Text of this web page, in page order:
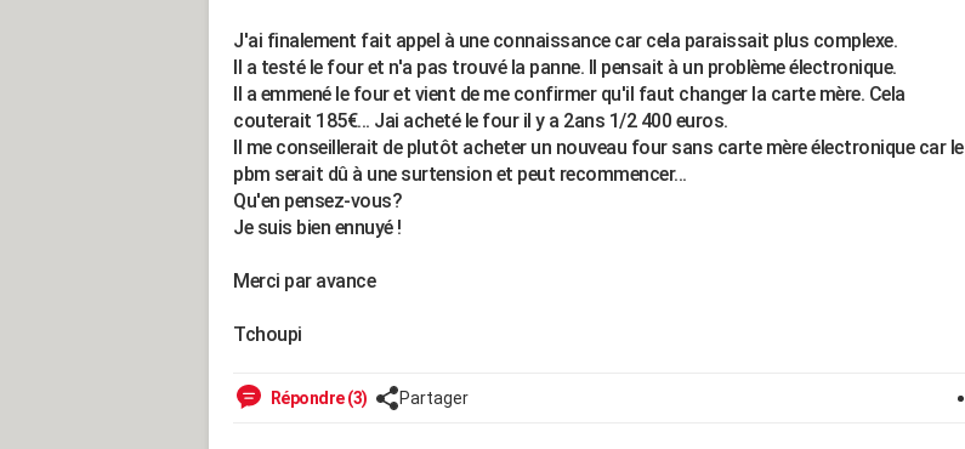
J'ai finalement fait appel à une connaissance car cela paraissait plus complexe.
Il a testé le four et n'a pas trouvé la panne. Il pensait à un problème électronique.
Il a emmené le four et vient de me confirmer qu'il faut changer la carte mère. Cela
couterait 185€... Jai acheté le four il y a 2ans 1/2 400 euros.
Il me conseillerait de plutôt acheter un nouveau four sans carte mère électronique car le
pbm serait dû à une surtension et peut recommencer...
Qu'en pensez-vous?
Je suis bien ennuyé !
Merci par avance
Tchoupi
Répondre (3) Partager